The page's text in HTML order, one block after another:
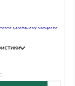
(10х250) сверло